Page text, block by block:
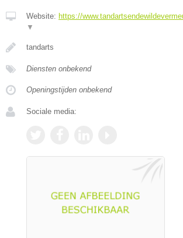
Website: https://
▼
tandarts
Diensten onbekend
Openingstijden onbekend
Sociale media: